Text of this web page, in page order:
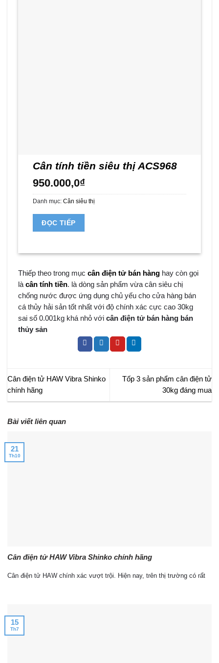
Cân tính tiền siêu thị ACS968
950.000,0₫
Danh mục:Cân siêu thị
ĐỌC TIẾP
Thiếp theo trong mụccân điện tử bán hàng hay còn gọi
làcân tính tiền. là dòng sản phẩm vừa cân siêu chị
chống nước được ứng dụng chủ yếu cho cửa hàng bán
cá thủy hải sản tốt nhất với độ chính xác cực cao 30kg
sai số 0.001kg khá nhỏ vớicân điện tử bán hàng bán
thủy sản
Cân điện tử HAW Vibra Shinko
chính hãng
Tốp 3 sản phẩm cân điện tử
30kg đáng mua
Bài viết liên quan
Cân điện tử HAW Vibra Shinko chính hãng
Cân điện tử HAW chính xác vượt trội. Hiện nay, trên thị trường có rất
21
Th10
15
Th7